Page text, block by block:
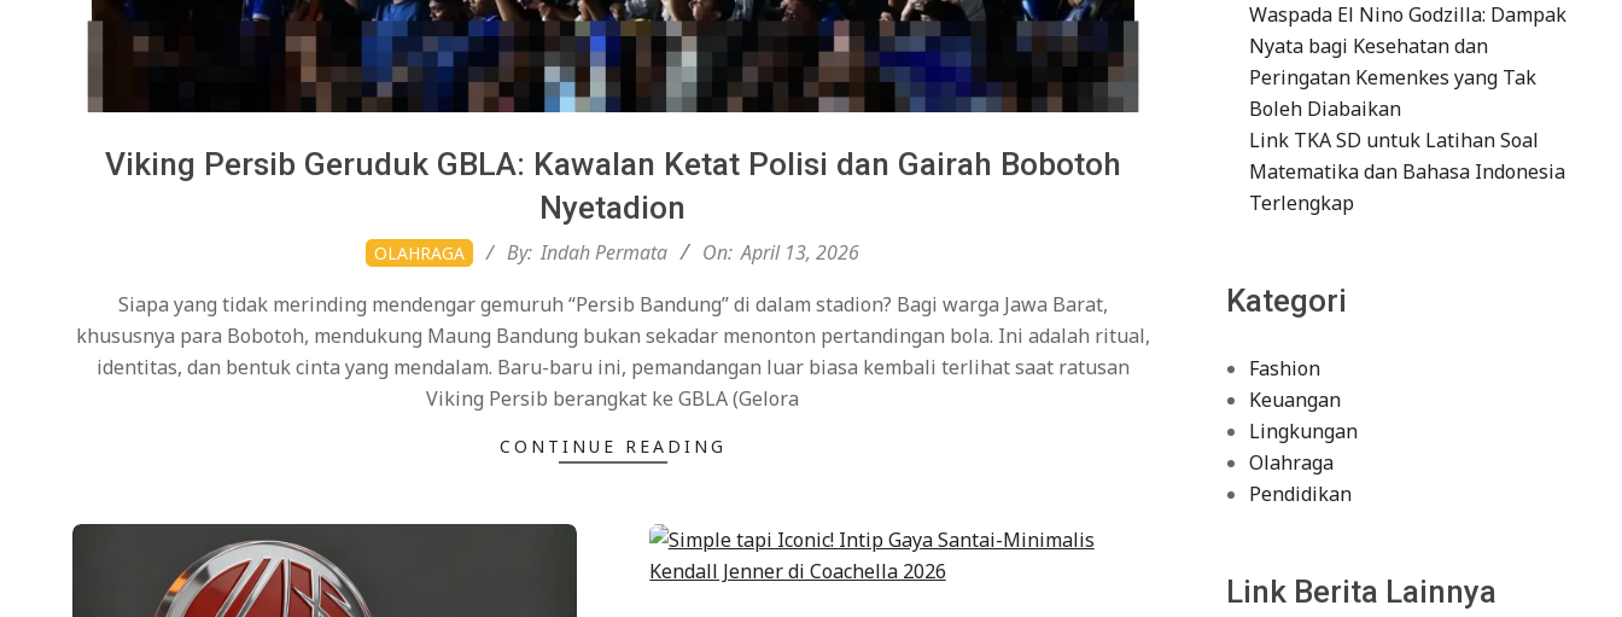
Viking Persib Geruduk GBLA: Kawalan Ketat Polisi dan Gairah Bobotoh
Nyetadion
OLAHRAGA By: Indah Permata On: April 13, 2026
Siapa yang tidak merinding mendengar gemuruh “Persib Bandung” di dalam stadion? Bagi warga Jawa Barat,
khususnya para Bobotoh, mendukung Maung Bandung bukan sekadar menonton pertandingan bola. Ini adalah ritual,
identitas, dan bentuk cinta yang mendalam. Baru-baru ini, pemandangan luar biasa kembali terlihat saat ratusan
Viking Persib berangkat ke GBLA (Gelora
CONTINUE READING
Waspada El Nino Godzilla: Dampak
Nyata bagi Kesehatan dan
Peringatan Kemenkes yang Tak
Boleh Diabaikan
Link TKA SD untuk Latihan Soal
Matematika dan Bahasa Indonesia
Terlengkap
Kategori
Fashion
Keuangan
Lingkungan
Olahraga
Pendidikan
Link Berita Lainnya